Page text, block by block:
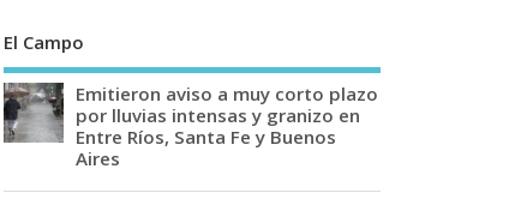
El Campo
Emitieron aviso a muy corto plazo
por lluvias intensas y granizo en
Entre Ríos, Santa Fe y Buenos
Aires